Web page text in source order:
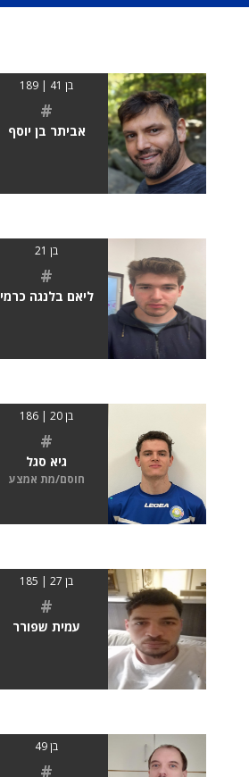
בן 41 | 189
#
אביתר בן יוסף
בן 21
#
ליאם בלנגה כרמי
בן 20 | 186
#
גיא סגל
חוסם/מת אמצע
בן 27 | 185
#
עמית שפורר
בן 49
#